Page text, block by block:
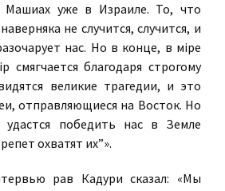
Машиах уже в Израиле. То, что
не случится, случится, и
нас. Но в конце, в мiре
смягчается благодаря строгому
великие трагедии, и это
отправляющиеся на Восток. Но
победить нас в Земле
охватят их”».
рав Кадури сказал: «Мы